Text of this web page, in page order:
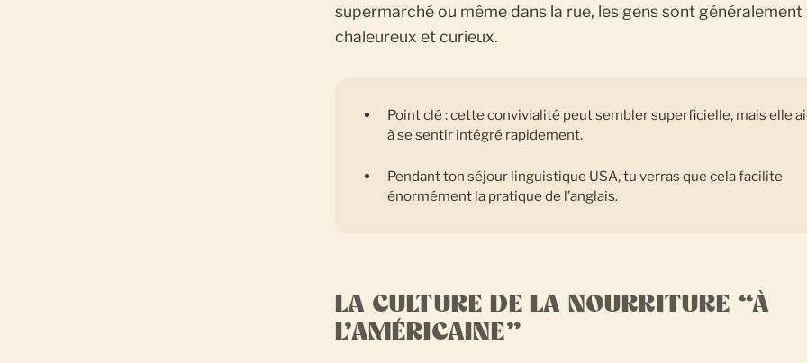
supermarché ou même dans la rue, les gens sont généralement
chaleureux et curieux.
Point clé : cette convivialité peut sembler superficielle, mais elle
à se sentir intégré rapidement.
Pendant ton séjour linguistique USA, tu verras que cela facilite
énormément la pratique de l’anglais.
LA CULTURE DE LA NOURRITURE “À
L’AMÉRICAINE”